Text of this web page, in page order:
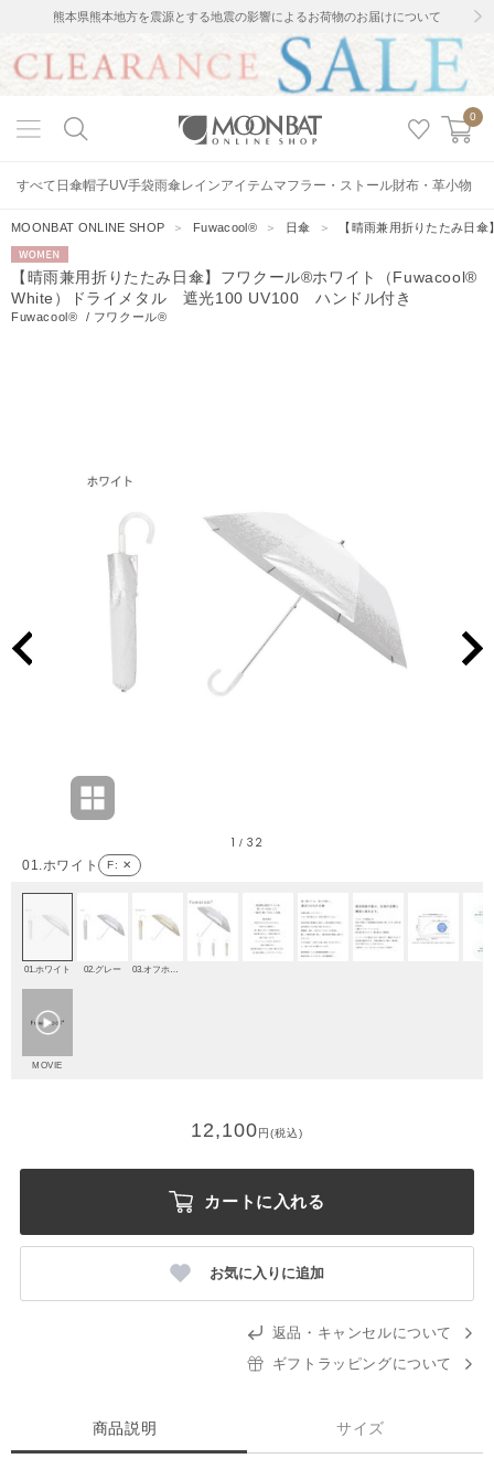
熊本県熊本地方を震源とする地震の影響によるお荷物のお届けについて
0
すべて 日傘帽子UV手袋雨傘レインアイテムマフラー・ストール財布・革小物
MOONBAT ONLINE SHOP ＞ Fuwacool® ＞ 日傘 ＞ 【晴雨兼用折りたたみ日
WOMEN
【晴雨兼用折りたたみ日傘】フワクール®ホワイト（Fuwacool®
White）ドライメタル 遮光100 UV100 ハンドル付き
Fuwacool® / フワクール®
01.ホワイト F: ✕
1 /32
01.ホワイト 02.グレー
MOVIE
12,100円(税込)
カートに入れる
お気に入りに追加
返品・キャンセルについて
ギフトラッピングについて
商品説明 サイズ